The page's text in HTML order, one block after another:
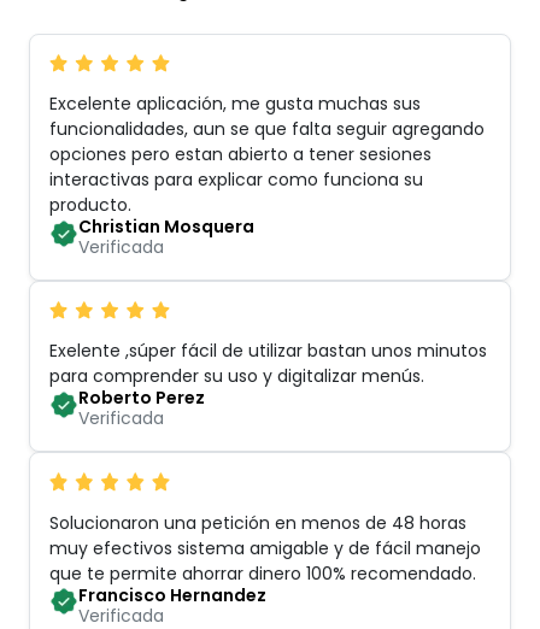
Excelente aplicación, me gusta muchas sus
funcionalidades, aun se que falta seguir agregando
opciones pero estan abierto a tener sesiones
interactivas para explicar como funciona su
producto.
Christian Mosquera
Verificada
Exelente ,súper fácil de utilizar bastan unos minutos
para comprender su uso y digitalizar menús.
Roberto Perez
Verificada
Solucionaron una petición en menos de 48 horas
muy efectivos sistema amigable y de fácil manejo
que te permite ahorrar dinero 100% recomendado.
Francisco Hernandez
Verificada